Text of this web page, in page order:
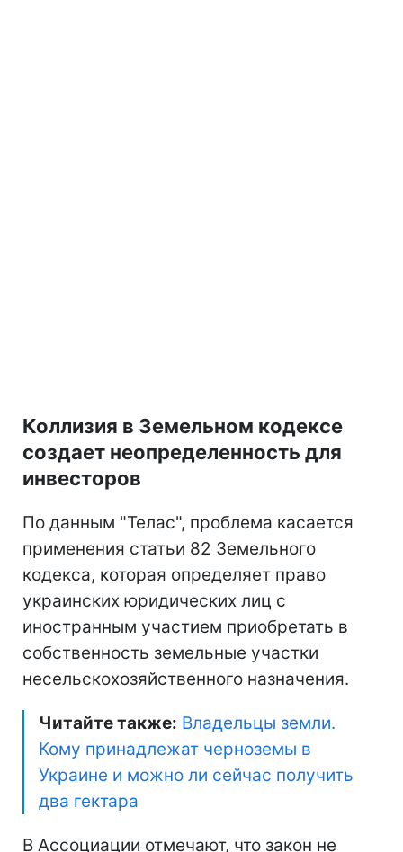
Коллизия в Земельном кодексе
создает неопределенность для
инвесторов
По данным "Телас", проблема касается
применения статьи 82 Земельного
кодекса, которая определяет право
украинских юридических лиц с
иностранным участием приобретать в
собственность земельные участки
несельскохозяйственного назначения.
Читайте также: Владельцы земли.
Кому принадлежат черноземы в
Украине и можно ли сейчас получить
два гектара
В Ассоциации отмечают, что закон не